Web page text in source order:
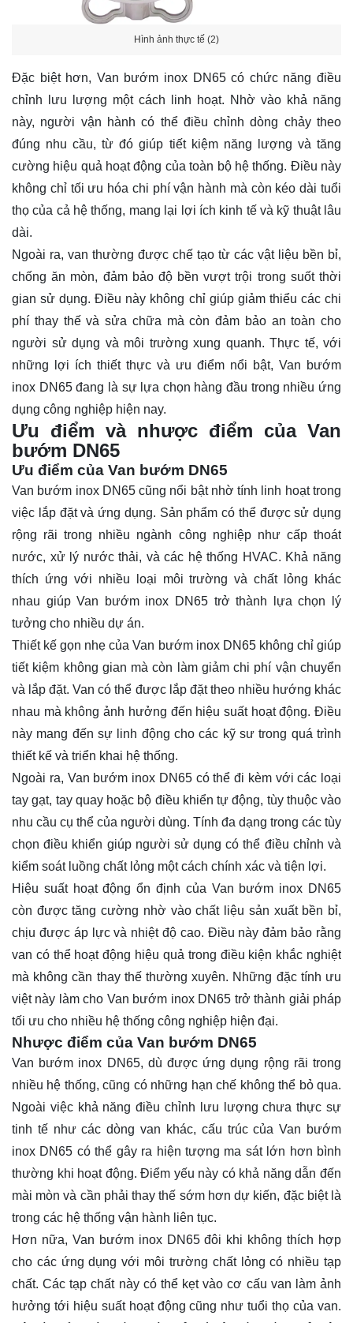
Hình ảnh thực tế (2)
Đặc biệt hơn, Van bướm inox DN65 có chức năng điều
chỉnh lưu lượng một cách linh hoạt. Nhờ vào khả năng
này, người vận hành có thể điều chỉnh dòng chảy theo
đúng nhu cầu, từ đó giúp tiết kiệm năng lượng và tăng
cường hiệu quả hoạt động của toàn bộ hệ thống. Điều này
không chỉ tối ưu hóa chi phí vận hành mà còn kéo dài tuổi
thọ của cả hệ thống, mang lại lợi ích kinh tế và kỹ thuật lâu
dài.
Ngoài ra, van thường được chế tạo từ các vật liệu bền bỉ,
chống ăn mòn, đảm bảo độ bền vượt trội trong suốt thời
gian sử dụng. Điều này không chỉ giúp giảm thiểu các chi
phí thay thế và sửa chữa mà còn đảm bảo an toàn cho
người sử dụng và môi trường xung quanh. Thực tế, với
những lợi ích thiết thực và ưu điểm nổi bật, Van bướm
inox DN65 đang là sự lựa chọn hàng đầu trong nhiều ứng
dụng công nghiệp hiện nay.
Ưu điểm và nhược điểm của Van
bướm DN65
Ưu điểm của Van bướm DN65
Van bướm inox DN65 cũng nổi bật nhờ tính linh hoạt trong
việc lắp đặt và ứng dụng. Sản phẩm có thể được sử dụng
rộng rãi trong nhiều ngành công nghiệp như cấp thoát
nước, xử lý nước thải, và các hệ thống HVAC. Khả năng
thích ứng với nhiều loại môi trường và chất lỏng khác
nhau giúp Van bướm inox DN65 trở thành lựa chọn lý
tưởng cho nhiều dự án.
Thiết kế gọn nhẹ của Van bướm inox DN65 không chỉ giúp
tiết kiệm không gian mà còn làm giảm chi phí vận chuyển
và lắp đặt. Van có thể được lắp đặt theo nhiều hướng khác
nhau mà không ảnh hưởng đến hiệu suất hoạt động. Điều
này mang đến sự linh động cho các kỹ sư trong quá trình
thiết kế và triển khai hệ thống.
Ngoài ra, Van bướm inox DN65 có thể đi kèm với các loại
tay gạt, tay quay hoặc bộ điều khiển tự động, tùy thuộc vào
nhu cầu cụ thể của người dùng. Tính đa dạng trong các tùy
chọn điều khiển giúp người sử dụng có thể điều chỉnh và
kiểm soát luồng chất lỏng một cách chính xác và tiện lợi.
Hiệu suất hoạt động ổn định của Van bướm inox DN65
còn được tăng cường nhờ vào chất liệu sản xuất bền bỉ,
chịu được áp lực và nhiệt độ cao. Điều này đảm bảo rằng
van có thể hoạt động hiệu quả trong điều kiện khắc nghiệt
mà không cần thay thế thường xuyên. Những đặc tính ưu
việt này làm cho Van bướm inox DN65 trở thành giải pháp
tối ưu cho nhiều hệ thống công nghiệp hiện đại.
Nhược điểm của Van bướm DN65
Van bướm inox DN65, dù được ứng dụng rộng rãi trong
nhiều hệ thống, cũng có những hạn chế không thể bỏ qua.
Ngoài việc khả năng điều chỉnh lưu lượng chưa thực sự
tinh tế như các dòng van khác, cấu trúc của Van bướm
inox DN65 có thể gây ra hiện tượng ma sát lớn hơn bình
thường khi hoạt động. Điểm yếu này có khả năng dẫn đến
mài mòn và cần phải thay thế sớm hơn dự kiến, đặc biệt là
trong các hệ thống vận hành liên tục.
Hơn nữa, Van bướm inox DN65 đôi khi không thích hợp
cho các ứng dụng với môi trường chất lỏng có nhiều tạp
chất. Các tạp chất này có thể kẹt vào cơ cấu van làm ảnh
hưởng tới hiệu suất hoạt động cũng như tuổi thọ của van.